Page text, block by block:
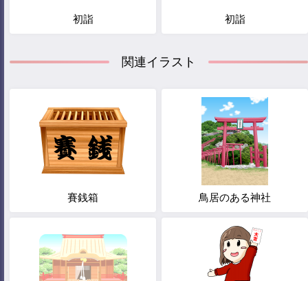
初詣 初詣
関連イラスト
賽銭箱 鳥居のある神社